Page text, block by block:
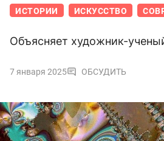
ИСТОРИИ ИСКУССТВО
Объясняет художник-
7 января 2025 ОБСУДИТЬ